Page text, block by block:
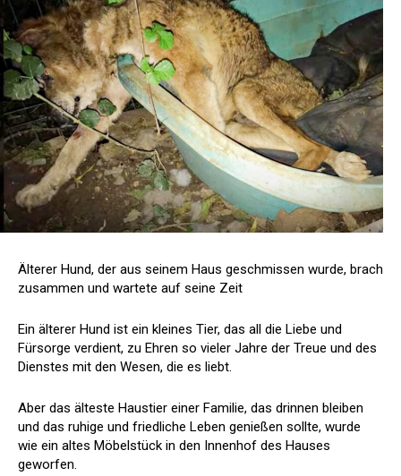
Älterer Hund, der aus seinem Haus geschmissen wurde, brach
zusammen und wartete auf seine Zeit
Ein älterer Hund ist ein kleines Tier, das all die Liebe und
Fürsorge verdient, zu Ehren so vieler Jahre der Treue und des
Dienstes mit den Wesen, die es liebt.
Aber das älteste Haustier einer Familie, das drinnen bleiben
und das ruhige und friedliche Leben genießen sollte, wurde
wie ein altes Möbelstück in den Innenhof des Hauses
geworfen.